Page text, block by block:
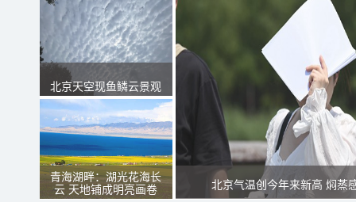
北京天空现鱼鳞云景观
青海湖畔：湖光花海长
云 天地铺成明亮画卷
北京气温创今年来新高 焖蒸